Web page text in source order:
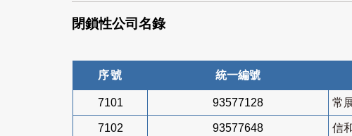
閉鎖性公司名錄
序號 統一編號
7101 93577128 常
7102 93577648 信